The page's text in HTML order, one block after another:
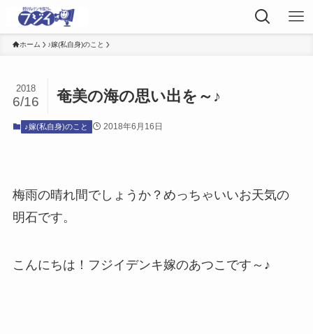
ホーム ♪嫁(私自身)のこと
奄美の海の思い出を～♪
2018
6/16
♪嫁(私自身)のこと 2018年6月16日
梅雨の晴れ間でしょうか？めっちゃいいお天気の
明石です。
こんにちは！フジイデンキ嫁のあつこです～♪